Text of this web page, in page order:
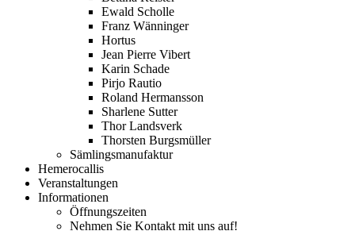
Ewald Scholle
Franz Wänninger
Hortus
Jean Pierre Vibert
Karin Schade
Pirjo Rautio
Roland Hermansson
Sharlene Sutter
Thor Landsverk
Thorsten Burgsmüller
Sämlingsmanufaktur
Hemerocallis
Veranstaltungen
Informationen
Öffnungszeiten
Nehmen Sie Kontakt mit uns auf!